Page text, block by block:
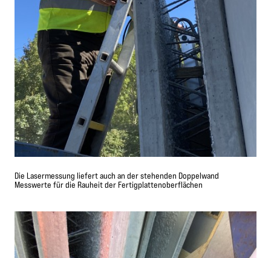
Die Lasermessung liefert auch an der stehenden Doppelwand
Messwerte für die Rauheit der Fertigplattenoberflächen